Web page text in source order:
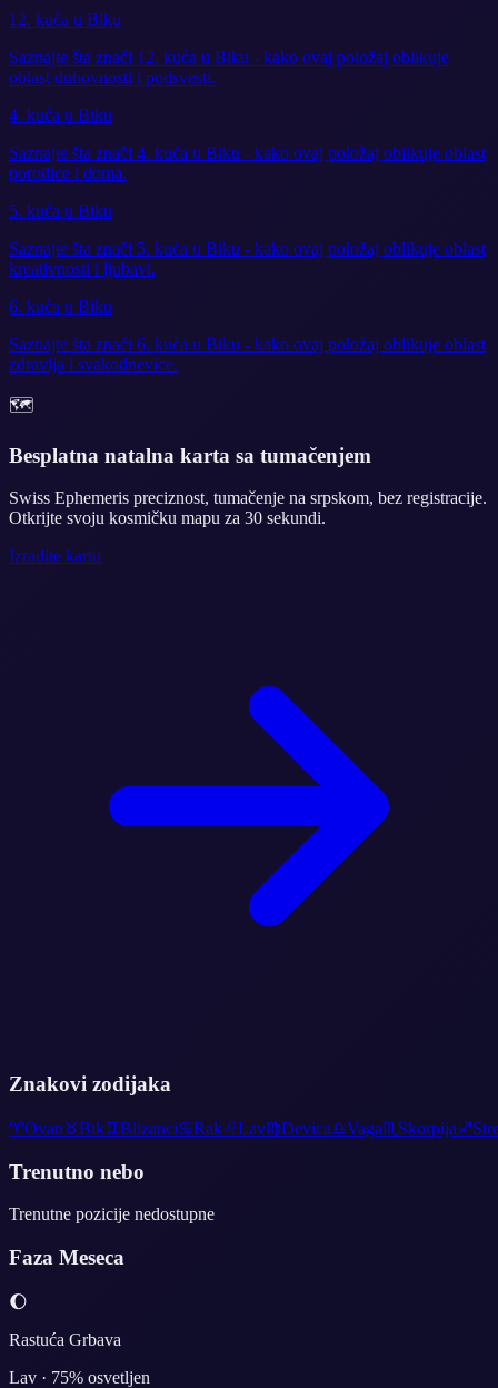
12. kuća u Biku
Saznajte šta znači 12. kuća u Biku - kako ovaj položaj oblikuje
oblast duhovnosti i podsvesti.
4. kuća u Biku
Saznajte šta znači 4. kuća u Biku - kako ovaj položaj oblikuje oblast
porodice i doma.
5. kuća u Biku
Saznajte šta znači 5. kuća u Biku - kako ovaj položaj oblikuje oblast
kreativnosti i ljubavi.
6. kuća u Biku
Saznajte šta znači 6. kuća u Biku - kako ovaj položaj oblikuje oblast
zdravlja i svakodnevice.
🗺️
Besplatna natalna karta sa tumačenjem
Swiss Ephemeris preciznost, tumačenje na srpskom, bez registracije.
Otkrijte svoju kosmičku mapu za 30 sekundi.
Izradite kartu
Znakovi zodijaka
♈Ovan♉Bik♊Blizanci♋Rak♌Lav♍Devica♎Vaga♏ Skorpija♐
Trenutno nebo
Trenutne pozicije nedostupne
Faza Meseca
🌔
Rastuća Grbava
Lav · 75% osvetljen